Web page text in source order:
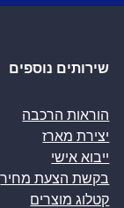
שירותים נוספים
הוראות הרכבה
יצירת מארז
ייבוא אישי
בקשת הצעת מחיר
קטלוג מוצרים